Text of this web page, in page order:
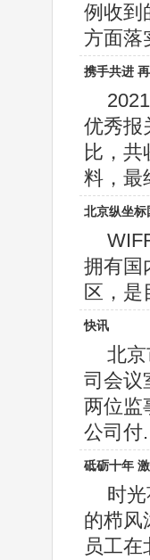
例收到
方面落
携手共进
优秀报
比，
料，最
北京纵坐
拥有国
区，
快讯
北
司会议
两位监
公司付
砥砺十年
时
的栉风
员工